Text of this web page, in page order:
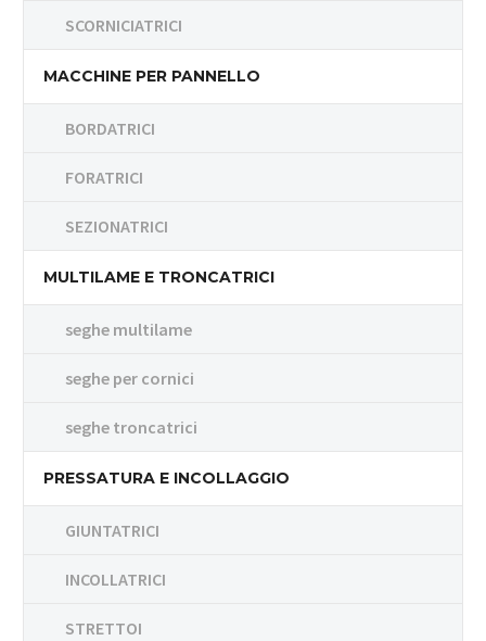
SCORNICIATRICI
MACCHINE PER PANNELLO
BORDATRICI
FORATRICI
SEZIONATRICI
MULTILAME E TRONCATRICI
seghe multilame
seghe per cornici
seghe troncatrici
PRESSATURA E INCOLLAGGIO
GIUNTATRICI
INCOLLATRICI
STRETTOI